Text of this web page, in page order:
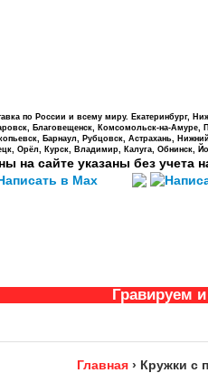
по России и всему миру. Екатеринбург,
Благовещенск, Комсомольск-на-Амуре,
Барнаул, Рубцовск, Астрахань,
Орёл, Курск, Владимир, Калуга, Обнинск,
на сайте указаны без учета
Гравируем
Главная › Кружки с